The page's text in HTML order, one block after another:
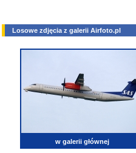
Losowe zdjęcia z galerii Airfoto.pl
w galerii głównej